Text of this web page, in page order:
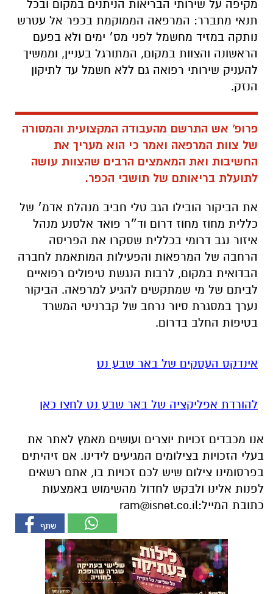
מקיפה על שירותי הבריאות הניתנים במקום ובכל
תנאי מתברר: המרפאה הממוקמת בכפר אל עטרש
נותקה במזיד מחשמל לפני מס׳ ימים ולא בפעם
הראשונה והצוות במקום, המתורגל בעניין, וממשיך
להעניק שירותי רפואה גם ללא חשמל עד לתיקון
הנזק.
פרופ' אש התרשם מהעבודה המקצועית והמסורה
של צוות המרפאה ואמר כי הוא מעריך את
החשיבות ואת המאמצים הרבים שהצוות עושה
לתועלת בריאותם של תושבי הכפר.
את הביקור הובילו הגב טלי חביב מנהלת אדמ׳ של
כללית מחוז מחוז דרום וד״ר פואד אלסנע מנהל
איזור נגב דרומי בכללית שסקרו את הפריסה
הרחבה של המרפאות והפעילות המותאמת לחברה
הבדואית במקום, לרבות הנגשת טיפולים רפואיים
לביתם של מי שמתקשים להגיע למרפאה. הביקור
נערך במסגרת סיור נרחב של קברניטי המשרד
בטיפות החלב בדרום.
אינדקס העסקים של באר שבע נט
להורדת אפליקציה של באר שבע נט לחצו כאן
אנו מכבדים זכויות יוצרים ועושים מאמץ לאתר את
בעלי הזכויות בצילומים המגיעים לידינו. אם זיהיתים
בפרסומינו צילום שיש לכם זכויות בו, אתם רשאים
לפנות אלינו ולבקש לחדול מהשימוש באמצעות
כתובת המייל:ram@isnet.co.il